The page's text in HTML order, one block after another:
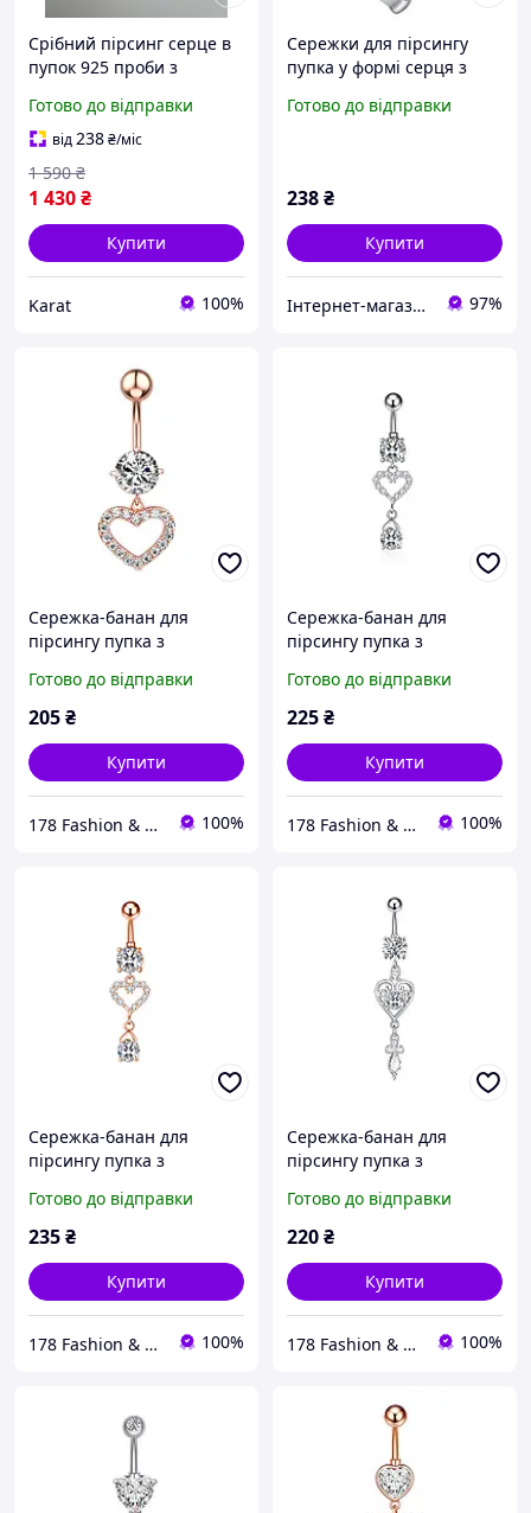
Срібний пірсинг серце в
пупок 925 проби з
ПР2Ф/022
Готово до відправки
від238₴/міс
1 430₴
1 590 ₴
Купити
Karat 100%
Сережки для пірсингу
пупка у формі серця з
Готово до відправки
238₴
Купити
Інтернет-магазин "Luck-Lak" 97%
Сережка-банан для
пірсингу пупка з
рожеве золото
Готово до відправки
205₴
Купити
178 Fashion & Happy times 100%
Сережка-банан для
пірсингу пупка з
камінчик під срібло
Готово до відправки
225₴
Купити
178 Fashion & Happy times 100%
Сережка-банан для
пірсингу пупка з
камінчик під рожеве
золото
Готово до відправки
235₴
Купити
178 Fashion & Happy times 100%
Сережка-банан для
пірсингу пупка з
під срібло
Готово до відправки
220₴
Купити
178 Fashion & Happy times 100%